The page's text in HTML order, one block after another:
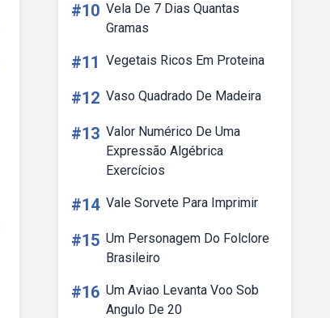
#10 Vela De 7 Dias Quantas
Gramas
#11 Vegetais Ricos Em Proteina
#12 Vaso Quadrado De Madeira
#13 Valor Numérico De Uma
Expressão Algébrica
Exercícios
#14 Vale Sorvete Para Imprimir
#15 Um Personagem Do Folclore
Brasileiro
#16 Um Aviao Levanta Voo Sob
Angulo De 20